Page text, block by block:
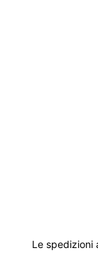
Le spedizioni